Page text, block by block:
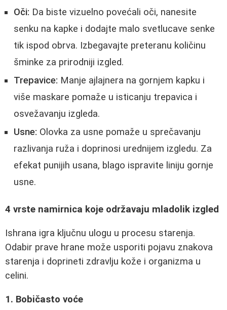
Oči: Da biste vizuelno povećali oči, nanesite
senku na kapke i dodajte malo svetlucave senke
tik ispod obrva. Izbegavajte preteranu količinu
šminke za prirodniji izgled.
Trepavice: Manje ajlajnera na gornjem kapku i
više maskare pomaže u isticanju trepavica i
osvežavanju izgleda.
Usne: Olovka za usne pomaže u sprečavanju
razlivanja ruža i doprinosi urednijem izgledu. Za
efekat punijih usana, blago ispravite liniju gornje
usne.
4 vrste namirnica koje održavaju mladolik izgled
Ishrana igra ključnu ulogu u procesu starenja.
Odabir prave hrane može usporiti pojavu znakova
starenja i doprineti zdravlju kože i organizma u
celini.
1. Bobičasto voće